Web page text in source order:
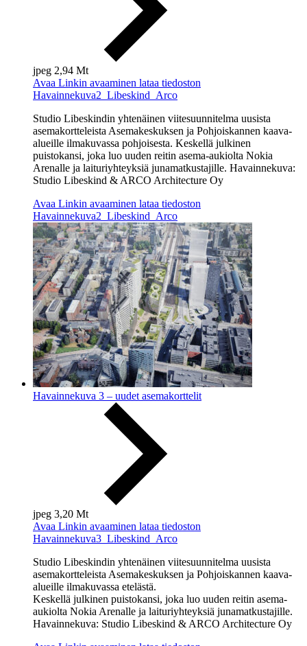
jpeg 2,94 Mt
Avaa Linkin avaaminen lataa tiedoston
Havainnekuva2_Libeskind_Arco
Studio Libeskindin yhtenäinen viitesuunnitelma uusista
asemakortteleista Asemakeskuksen ja Pohjoiskannen kaava-
alueille ilmakuvassa pohjoisesta. Keskellä julkinen
puistokansi, joka luo uuden reitin asema-aukiolta Nokia
Arenalle ja laituriyhteyksiä junamatkustajille. Havainnekuva:
Studio Libeskind & ARCO Architecture Oy
Avaa Linkin avaaminen lataa tiedoston
Havainnekuva2_Libeskind_Arco
Havainnekuva 3 – uudet asemakorttelit
jpeg 3,20 Mt
Avaa Linkin avaaminen lataa tiedoston
Havainnekuva3_Libeskind_Arco
Studio Libeskindin yhtenäinen viitesuunnitelma uusista
asemakortteleista Asemakeskuksen ja Pohjoiskannen kaava-
alueille ilmakuvassa etelästä.
Keskellä julkinen puistokansi, joka luo uuden reitin asema-
aukiolta Nokia Arenalle ja laituriyhteyksiä junamatkustajille.
Havainnekuva: Studio Libeskind & ARCO Architecture Oy